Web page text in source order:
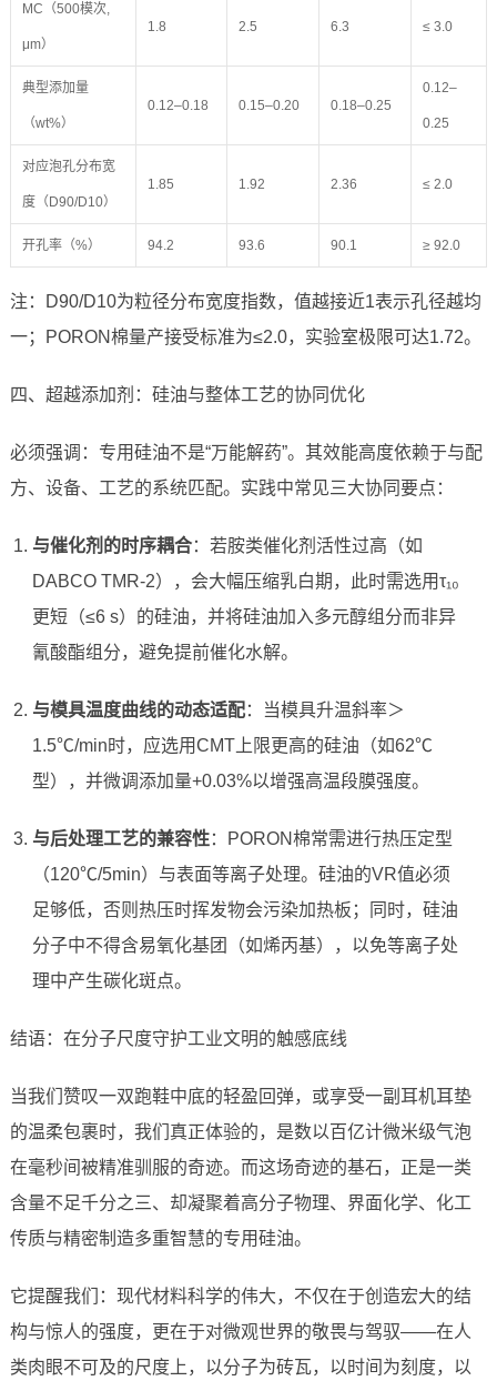
MC（500模次,
μm）
1.8 2.5 6.3 ≤ 3.0
典型添加量
（wt%）
0.12–0.18 0.15–0.20 0.18–0.25
0.12–
0.25
对应泡孔分布宽
度（D90/D10）
1.85 1.92 2.36 ≤ 2.0
开孔率（%） 94.2 93.6 90.1 ≥ 92.0
注：D90/D10为粒径分布宽度指数，值越接近1表示孔径越均
一；PORON棉量产接受标准为≤2.0，实验室极限可达1.72。
四、超越添加剂：硅油与整体工艺的协同优化
必须强调：专用硅油不是“万能解药”。其效能高度依赖于与配
方、设备、工艺的系统匹配。实践中常见三大协同要点：
与催化剂的时序耦合：若胺类催化剂活性过高（如
DABCO TMR-2），会大幅压缩乳白期，此时需选用τ₁₀
更短（≤6 s）的硅油，并将硅油加入多元醇组分而非异
氰酸酯组分，避免提前催化水解。
与模具温度曲线的动态适配：当模具升温斜率＞
1.5℃/min时，应选用CMT上限更高的硅油（如62℃
型），并微调添加量+0.03%以增强高温段膜强度。
与后处理工艺的兼容性：PORON棉常需进行热压定型
（120℃/5min）与表面等离子处理。硅油的VR值必须
足够低，否则热压时挥发物会污染加热板；同时，硅油
分子中不得含易氧化基团（如烯丙基），以免等离子处
理中产生碳化斑点。
结语：在分子尺度守护工业文明的触感底线
当我们赞叹一双跑鞋中底的轻盈回弹，或享受一副耳机耳垫
的温柔包裹时，我们真正体验的，是数以百亿计微米级气泡
在毫秒间被精准驯服的奇迹。而这场奇迹的基石，正是一类
含量不足千分之三、却凝聚着高分子物理、界面化学、化工
传质与精密制造多重智慧的专用硅油。
它提醒我们：现代材料科学的伟大，不仅在于创造宏大的结
构与惊人的强度，更在于对微观世界的敬畏与驾驭——在人
类肉眼不可及的尺度上，以分子为砖瓦，以时间为刻度，以